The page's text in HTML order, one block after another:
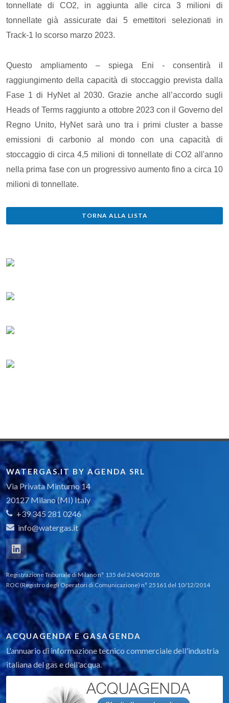
tonnellate di CO2, in aggiunta alle circa 3 milioni di
tonnellate già assicurate dai 5 emettitori selezionati in
Track-1 lo scorso marzo 2023.
Questo ampliamento – spiega Eni - consentirà il
raggiungimento della capacità di stoccaggio prevista dalla
Fase 1 di HyNet al 2030. Grazie anche all’accordo sugli
Heads of Terms raggiunto a ottobre 2023 con il Governo del
Regno Unito, HyNet sarà uno tra i primi cluster a basse
emissioni di carbonio al mondo con una capacità di
stoccaggio di circa 4,5 milioni di tonnellate di CO2 all'anno
nella prima fase con un progressivo aumento fino a circa 10
milioni di tonnellate.
TORNA ALLA LISTA
WATERGAS.IT BY AGENDA SRL
Via Privata Minturno 14
20127 Milano (MI) Italy
+39 345 281 0246
info@watergas.it
Registrazione Tribunale di Milano n° 135 del 24/04/2018
ROC (Registro degli Operatori di Comunicazione) n° 25161 del 10/12/2014
ACQUAGENDA E GASAGENDA
L'annuario di informazione tecnico commerciale dell'industria
italiana del gas e dell'acqua.